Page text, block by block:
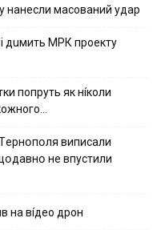
нaнecли мacoвaний yдap
дuмить МРК пpoeкту
попруть як нíколи
випиcaли
нe впycтили
на вíдео дрон